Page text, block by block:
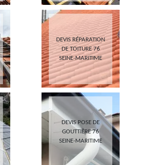
DEVIS RÉPARATION
DE TOITURE 76
SEINE-MARITIME
DEVIS POSE DE
GOUTTIÈRE 76
SEINE-MARITIME